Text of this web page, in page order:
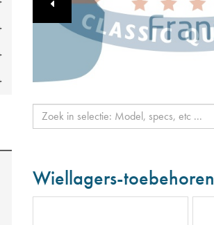
Wiellagers-toebehoren